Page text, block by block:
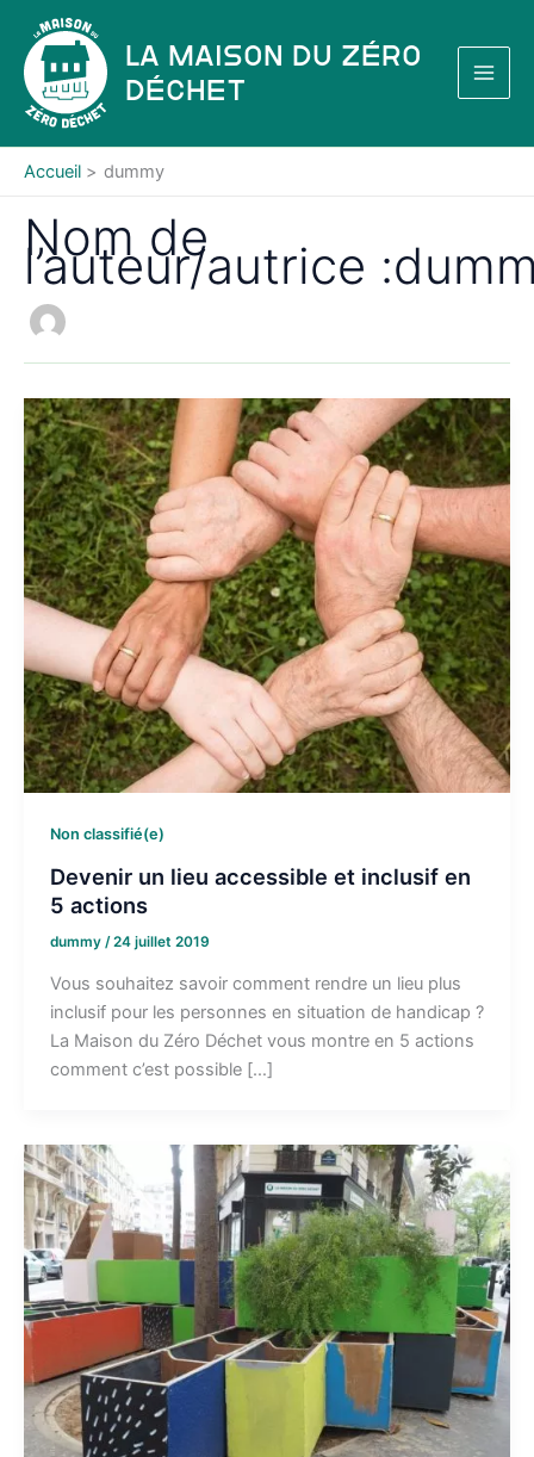
contenu
La Maison du Zéro
Déchet
Accueil dummy
Nom de
l’auteur/autrice
Non classifié(e)
Devenir un lieu accessible et inclusif en
5 actions
dummy /24 juillet 2019
Vous souhaitez savoir comment rendre un lieu plus
inclusif pour les personnes en situation de handicap ?
La Maison du Zéro Déchet vous montre en 5 actions
comment c’est possible […]